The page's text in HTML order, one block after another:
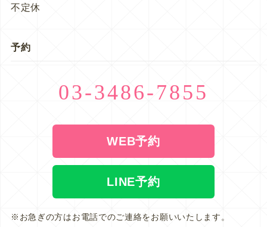
不定休
予約
03-3486-7855
WEB予約
LINE予約
※お急ぎの方はお電話でのご連絡をお願いいたします。